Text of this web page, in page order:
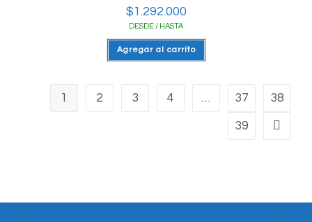
$1.292.000
DESDE / HASTA
Agregar al carrito
1 2 3 4 … 37 38
39